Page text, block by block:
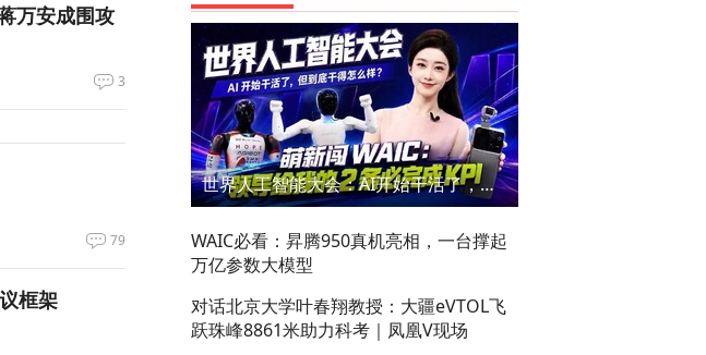
万安成围攻
3
79
框架
世界人工智能大会：AI开始干活了，但到底干的怎么样？萌新闯WAIC
WAIC必看：昇腾950真机亮相，一台撑起
万亿参数大模型
对话北京大学叶春翔教授：大疆eVTOL飞
跃珠峰8861米助力科考｜凤凰V现场